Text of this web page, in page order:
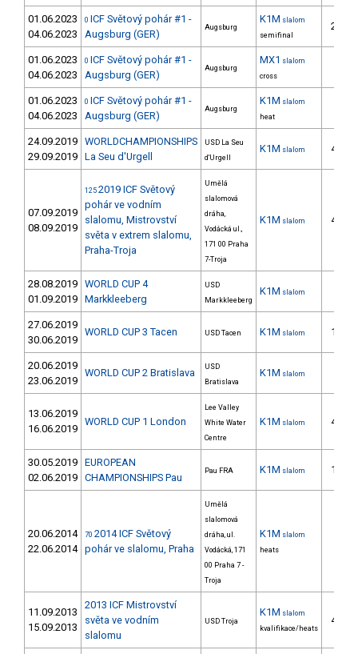
01.06.2023
04.06.2023
0 ICF Světový pohár #1 -
Augsburg (GER)
Augsburg
K1M slalom
semifinal
28.
01.06.2023
04.06.2023
0 ICF Světový pohár #1 -
Augsburg (GER)
Augsburg
MX1 slalom
cross
01.06.2023
04.06.2023
0 ICF Světový pohár #1 -
Augsburg (GER)
Augsburg
K1M slalom
heat
24.09.2019
29.09.2019
WORLDCHAMPIONSHIPS
La Seu d'Urgell
USD La Seu
d'Urgell
K1M slalom 41.
07.09.2019
08.09.2019
125 2019 ICF Světový
pohár ve vodním
slalomu, Mistrovství
světa v extrem slalomu,
Praha-Troja
Umělá
slalomová
dráha,
Vodácká ul.,
171 00 Praha
7-Troja
K1M slalom 42.
28.08.2019
01.09.2019
WORLD CUP 4
Markkleeberg
USD
Markkleeberg
K1M slalom
27.06.2019
30.06.2019
WORLD CUP 3 Tacen USD Tacen K1M slalom 16.
20.06.2019
23.06.2019
WORLD CUP 2 Bratislava
USD
Bratislava
K1M slalom
13.06.2019
16.06.2019
WORLD CUP 1 London
Lee Valley
White Water
Centre
K1M slalom 40.
30.05.2019
02.06.2019
EUROPEAN
CHAMPIONSHIPS Pau
Pau FRA K1M slalom 19.
20.06.2014
22.06.2014
70 2014 ICF Světový
pohár ve slalomu, Praha
Umělá
slalomová
dráha, ul.
Vodácká, 171
00 Praha 7 -
Troja
K1M slalom
heats
11.09.2013
15.09.2013
2013 ICF Mistrovství
světa ve vodním
slalomu
USD Troja
K1M slalom
kvalifikace/heats
42.